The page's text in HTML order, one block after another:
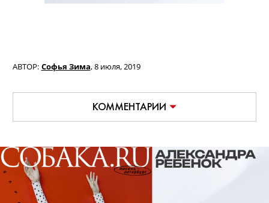
АВТОР: Софья Зима,8 июля, 2019
КОММЕНТАРИИ